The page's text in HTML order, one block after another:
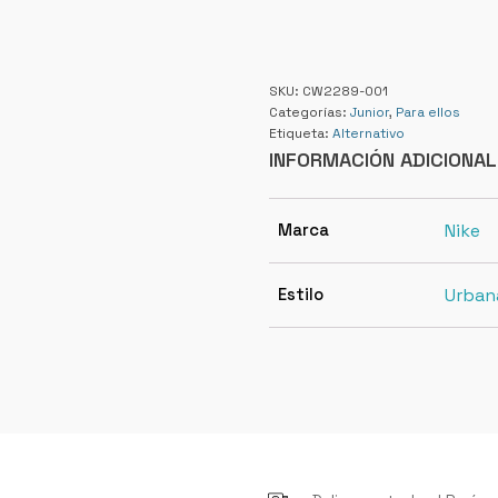
SKU: CW2289-001
Categorías: Junior, Para ellos
Etiqueta: Alternativo
INFORMACIÓN ADICIONAL
Marca Nike
Estilo